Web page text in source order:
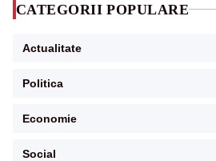
CATEGORII POPULARE
Actualitate
Politica
Economie
Social